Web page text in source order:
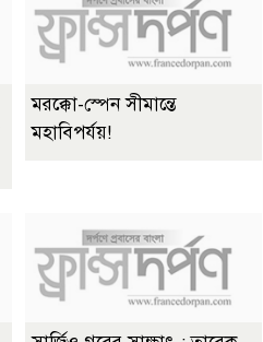
মরক্কো-স্পেন সীমান্তে
মহাবিপর্যয়!